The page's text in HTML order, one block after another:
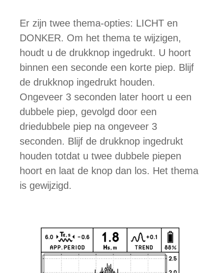
Er zijn twee thema-opties: LICHT en
DONKER. Om het thema te wijzigen,
houdt u de drukknop ingedrukt. U hoort
binnen een seconde een korte piep. Blijf
de drukknop ingedrukt houden.
Ongeveer 3 seconden later hoort u een
dubbele piep, gevolgd door een
driedubbele piep na ongeveer 3
seconden. Blijf de drukknop ingedrukt
houden totdat u twee dubbele piepen
hoort en laat de knop dan los. Het thema
is gewijzigd.